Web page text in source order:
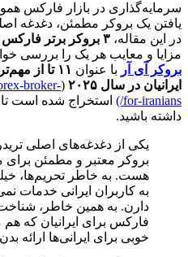
سرمایه‌گذاری در بازار فارکس
یافتن یک بروکر مطمئن، دغدغه
در این مقاله، ۳ بروکر برتر فارکس برای ایرانیان
مزایا و معایب هر یک را بررسی
بروکر آی آر با عنوان
۱۱ تا از
ایرانیان در سال ۲۰۲۵
(
broker-
for-iranians/)
استخراج شده است تا
داشته باشید.
یکی از دغدغه‌های اصلی
بروکر معتبر و مطمئن برای
هست. به خاطر تحریم‌ها،
به کاربران ایرانی خدمات
دارن. به همین خاطر،
فارکس برای ایرانیان که
خوبی برای ایرانی‌ها ارائه